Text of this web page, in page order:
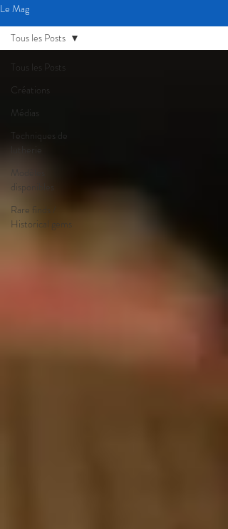
Le Mag
Tous les Posts
Créations
Médias
Techniques de
lutherie
Modèles
disponibles
Rare finds /
Historical gems
Tous les Posts